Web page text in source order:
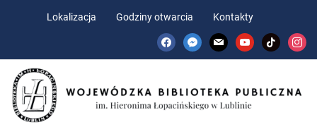
Lokalizacja Godziny otwarcia
Kontakty
facebookmessenger
mail youtubetiktok